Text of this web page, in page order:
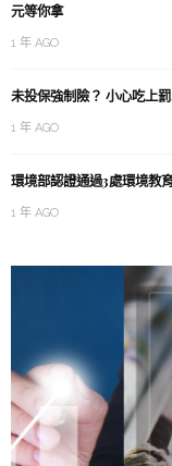
元等你拿
1 年 AGO
未投保強制險？ 小心吃上
1 年 AGO
環境部認證通過3處環境教
1 年 AGO